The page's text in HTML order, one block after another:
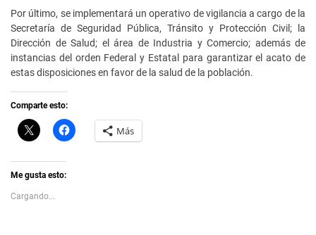
Por último, se implementará un operativo de vigilancia a cargo de la
Secretaría de Seguridad Pública, Tránsito y Protección Civil; la
Dirección de Salud; el área de Industria y Comercio; además de
instancias del orden Federal y Estatal para garantizar el acato de
estas disposiciones en favor de la salud de la población.
Comparte esto:
C
l
k
t
s
h
H
a Más
Me gusta esto:
Cargando...